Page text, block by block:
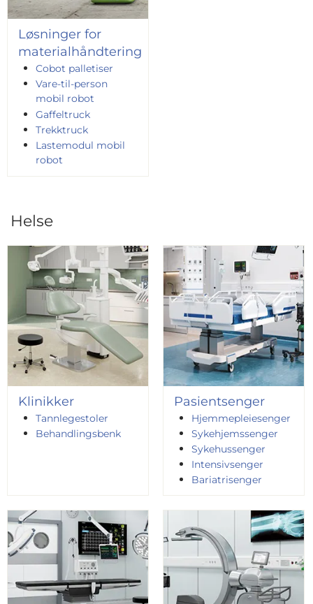
Løsninger for
materialhåndtering
Cobot palletiser
Vare-til-person
mobil robot
Gaffeltruck
Trekktruck
Lastemodul mobil
robot
Helse
Klinikker
Tannlegestoler
Behandlingsbenk
Pasientsenger
Hjemmepleiesenger
Sykehjemssenger
Sykehussenger
Intensivsenger
Bariatrisenger